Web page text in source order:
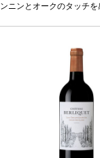
在庫があり価格が同様の
ンニンとオークのタッチ
在庫があり価格が同様の